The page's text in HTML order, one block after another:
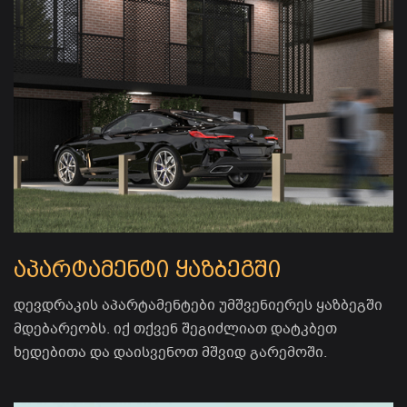
აპარტამენტი ყაზბეგში
დევდრაკის აპარტამენტები უმშვენიერეს ყაზბეგში
მდებარეობს. იქ თქვენ შეგიძლიათ დატკბეთ
ხედებითა და დაისვენოთ მშვიდ გარემოში.